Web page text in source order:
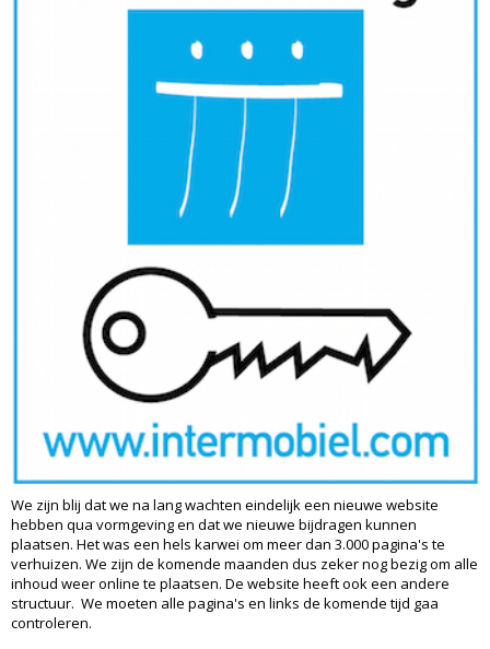
We zijn blij dat we na lang wachten eindelijk een nieuwe website
hebben qua vormgeving en dat we nieuwe bijdragen kunnen
plaatsen. Het was een hels karwei om meer dan 3.000 pagina's te
verhuizen. We zijn de komende maanden dus zeker nog bezig om alle
inhoud weer online te plaatsen. De website heeft ook een andere
structuur. We moeten alle pagina's en links de komende tijd gaa
controleren.